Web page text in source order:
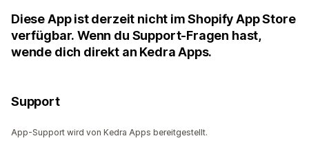
Diese App ist derzeit nicht im Shopify App Store
verfügbar. Wenn du Support-Fragen hast,
wende dich direkt an Kedra Apps.
Support
App-Support wird von Kedra Apps bereitgestellt.